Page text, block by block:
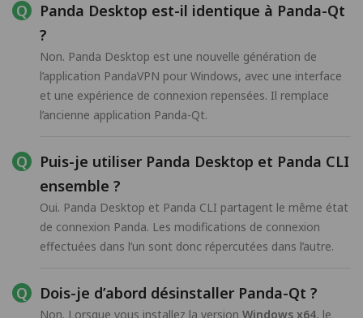
Panda Desktop est-il identique à Panda-Qt
?
Non. Panda Desktop est une nouvelle génération de
l’application PandaVPN pour Windows, avec une interface
et une expérience de connexion repensées. Il remplace
l’ancienne application Panda-Qt.
Puis-je utiliser Panda Desktop et Panda CLI
ensemble ?
Oui. Panda Desktop et Panda CLI partagent le même état
de connexion Panda. Les modifications de connexion
effectuées dans l’un sont donc répercutées dans l’autre.
Dois-je d’abord désinstaller Panda-Qt ?
Non. Lorsque vous installez la version Windows x64, le